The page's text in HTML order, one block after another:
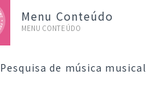
Menu Conteúdo
MENU CONTEÚDO
Pesquisa de música musical